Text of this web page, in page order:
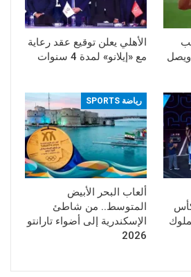
ويصل
الأهلي يعلن توقيع عقد رعاية
مع «إيلانو» لمدة 4 سنوات
رياضة SPORTS
ألعاب البحر الأبيض
المتوسط.. من شاطئ
الإسكندرية إلى أضواء تارانتو
2026